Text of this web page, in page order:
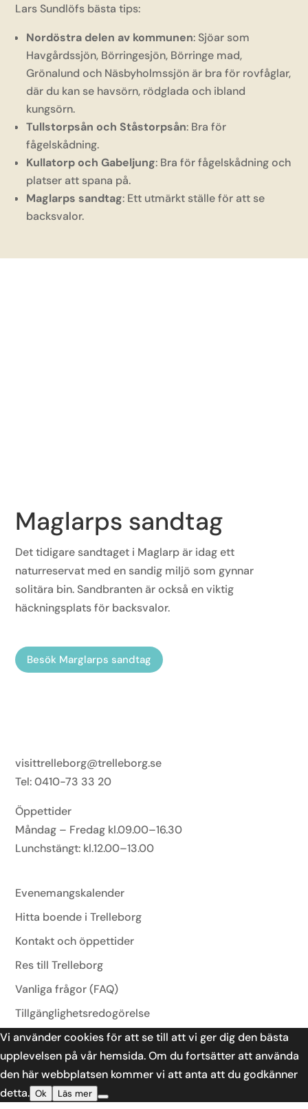
Lars Sundlöfs bästa tips:
Nordöstra delen av kommunen: Sjöar som
Havgårdssjön, Börringesjön, Börringe mad,
Grönalund och Näsbyholmssjön är bra för rovfåglar,
där du kan se havsörn, rödglada och ibland
kungsörn.
Tullstorpsån och Ståstorpsån: Bra för
fågelskådning.
Kullatorp och Gabeljung: Bra för fågelskådning och
platser att spana på.
Maglarps sandtag: Ett utmärkt ställe för att se
backsvalor.
Maglarps sandtag
Det tidigare sandtaget i Maglarp är idag ett
naturreservat med en sandig miljö som gynnar
solitära bin. Sandbranten är också en viktig
häckningsplats för backsvalor.
Besök Marglarps sandtag
visittrelleborg@trelleborg.se
Tel: 0410-73 33 20
Öppettider
Måndag – Fredag kl.09.00–16.30
Lunchstängt: kl.12.00–13.00
Evenemangskalender
Hitta boende i Trelleborg
Kontakt och öppettider
Res till Trelleborg
Vanliga frågor (FAQ)
Tillgänglighetsredogörelse
Vi använder cookies för att se till att vi ger dig den bästa
upplevelsen på vår hemsida. Om du fortsätter att använda
den här webbplatsen kommer vi att anta att du godkänner
detta. Ok Läs mer